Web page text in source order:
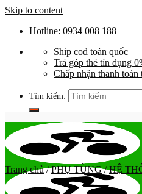
Skip to content
Hotline: 0934 008 188
Ship cod toàn quốc
Trả góp thẻ tín dụng
Chấp nhận thanh toán
Tìm kiếm:
Trang chủ / PHỤ TÙNG / HỆ